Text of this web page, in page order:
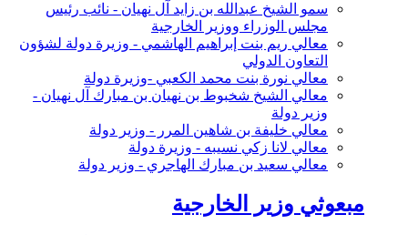
سمو الشيخ عبدالله بن زايد آل نهيان - نائب رئيس
مجلس الوزراء ووزير الخارجية
معالي ريم بنت إبراهيم الهاشمي - وزيرة دولة لشؤون
التعاون الدولي
معالي نورة بنت محمد الكعبي -وزيرة دولة
معالي الشيخ شخبوط بن نهيان بن مبارك آل نهيان -
وزير دولة
معالي خليفة بن شاهين المرر - وزير دولة
معالي لانا زكي نسيبه - وزيرة دولة
معالي سعيد بن مبارك الهاجري - وزير دولة
مبعوثي وزير الخارجية